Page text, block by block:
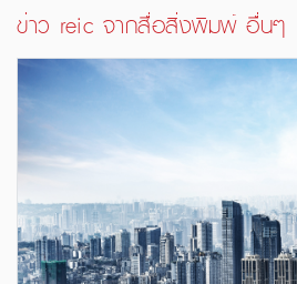
ข่าว reic จากสื่อสิ่งพิมพ์ อื่นๆ